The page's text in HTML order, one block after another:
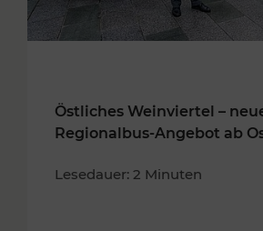
Östliches Weinviertel –
Regionalbus-Angebot ab
Lesedauer: 2 Minuten